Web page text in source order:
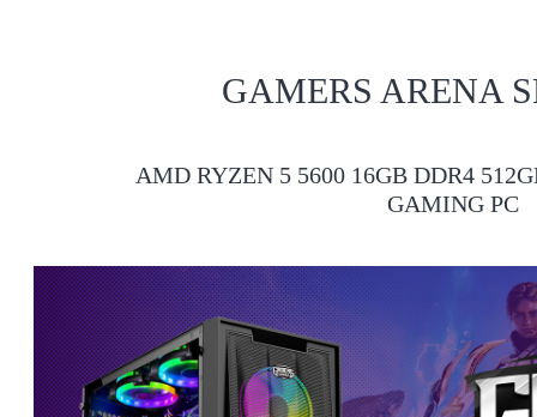
GAMERS ARENA
AMD RYZEN 5 5600 16GB DDR4
GAMING PC